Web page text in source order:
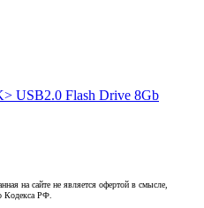
USB2.0 Flash Drive 8Gb
на сайте не является офертой в смысле,
Кодекса РФ.